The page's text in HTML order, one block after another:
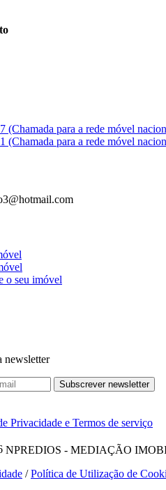
(Chamada para a rede móvel
(Chamada para a rede móvel
o seu imóvel
newsletter
Subscrever newsletter
Privacidade e Termos de serviço
NPREDIOS - MEDIAÇÃO
/Política de Utilização de